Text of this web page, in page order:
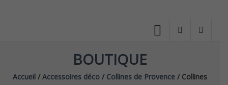
BOUTIQUE
Accueil /Accessoires déco / Collines de Provence / Collines